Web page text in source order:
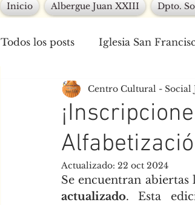
Inicio Albergue Juan XXIII Dpto.
Todos los posts Iglesia San
Centro Juan XXIII Escuela
Centro Cultural - Social
Actualizado: 22 oct 2024
Se encuentran
actualizado. Esta